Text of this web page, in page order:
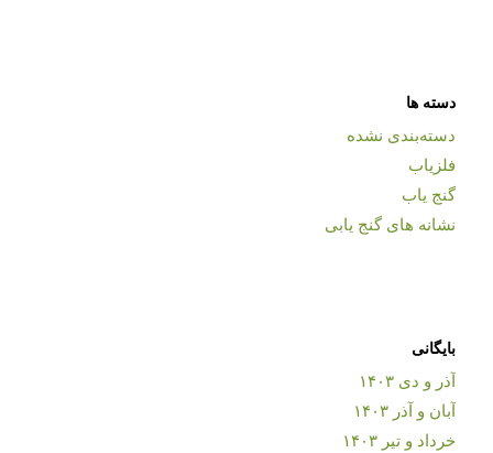
دسته ها
دسته‌بندی نشده
فلزیاب
گنج یاب
نشانه های گنج یابی
بایگانی
آذر و دی ۱۴۰۳
آبان و آذر ۱۴۰۳
خرداد و تیر ۱۴۰۳